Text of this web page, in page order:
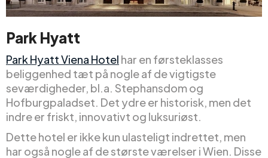
Park Hyatt
Park Hyatt Viena Hotel har en førsteklasses
beliggenhed tæt på nogle af de vigtigste
seværdigheder, bl.a. Stephansdom og
Hofburgpaladset. Det ydre er historisk, men det
indre er friskt, innovativt og luksuriøst.
Dette hotel er ikke kun ulasteligt indrettet, men
har også nogle af de største værelser i Wien. Disse